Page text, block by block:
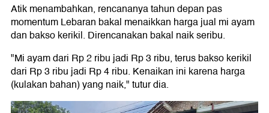
Atik menambahkan, rencananya tahun depan pas
momentum Lebaran bakal menaikkan harga jual mi ayam
dan bakso kerikil. Direncanakan bakal naik seribu.
"Mi ayam dari Rp 2 ribu jadi Rp 3 ribu, terus bakso kerikil
dari Rp 3 ribu jadi Rp 4 ribu. Kenaikan ini karena harga
(kulakan bahan) yang naik," tutur dia.